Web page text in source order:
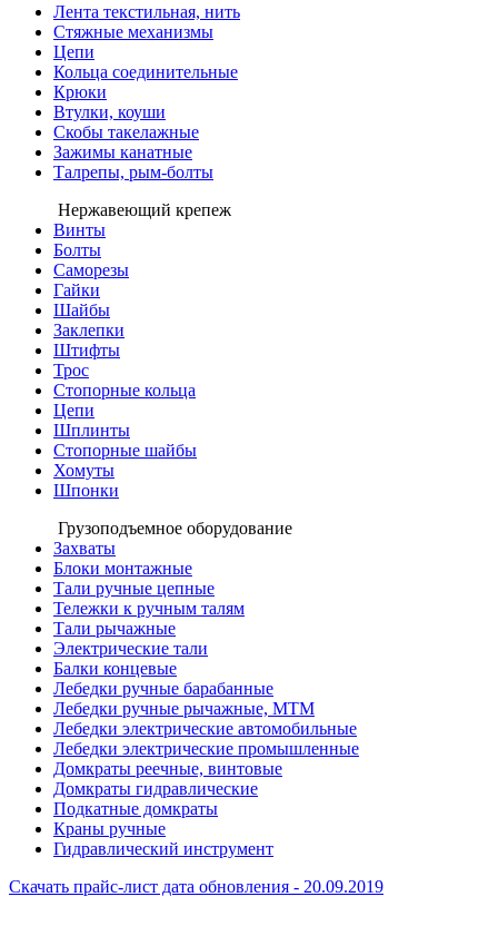
Лента текстильная, нить
Стяжные механизмы
Цепи
Кольца соединительные
Крюки
Втулки, коуши
Скобы такелажные
Зажимы канатные
Талрепы, рым-болты
Нержавеющий крепеж
Винты
Болты
Саморезы
Гайки
Шайбы
Заклепки
Штифты
Трос
Стопорные кольца
Цепи
Шплинты
Стопорные шайбы
Хомуты
Шпонки
Грузоподъемное оборудование
Захваты
Блоки монтажные
Тали ручные цепные
Тележки к ручным талям
Тали рычажные
Электрические тали
Балки концевые
Лебедки ручные барабанные
Лебедки ручные рычажные, МТМ
Лебедки электрические автомобильные
Лебедки электрические промышленные
Домкраты реечные, винтовые
Домкраты гидравлические
Подкатные домкраты
Краны ручные
Гидравлический инструмент
Скачать прайс-лист дата обновления - 20.09.2019